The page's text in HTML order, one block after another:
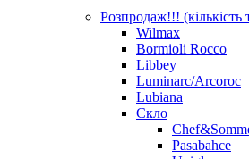
Розпродаж!!!
Wilmax
Bormioli Rocco
Libbey
Luminarc/Arcoroc
Lubiana
Скло
Pasabahce